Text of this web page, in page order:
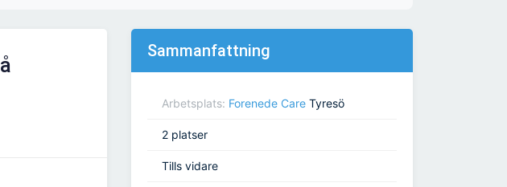
Sammanfattning
Arbetsplats: Forenede Care Tyresö
2 platser
Tills vidare